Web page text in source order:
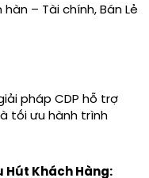
hàn – Tài chính, Bán Lẻ
pháp CDP hỗ trợ
tối ưu hành trình
Hút Khách Hàng: